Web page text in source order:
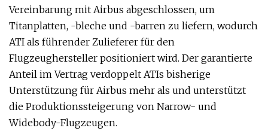
Vereinbarung mit Airbus abgeschlossen, um
Titanplatten, -bleche und -barren zu liefern, wodurch
ATI als führender Zulieferer für den
Flugzeughersteller positioniert wird. Der garantierte
Anteil im Vertrag verdoppelt ATIs bisherige
Unterstützung für Airbus mehr als und unterstützt
die Produktionssteigerung von Narrow- und
Widebody-Flugzeugen.